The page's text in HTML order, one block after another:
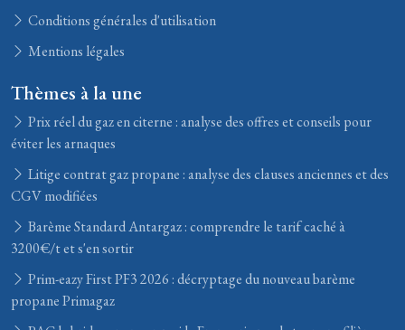
Conditions générales d'utilisation
Mentions légales
Thèmes à la une
Prix réel du gaz en citerne : analyse des offres et conseils pour
éviter les arnaques
Litige contrat gaz propane : analyse des clauses anciennes et des
CGV modifiées
Barème Standard Antargaz : comprendre le tarif caché à
3200€/t et s'en sortir
Prim-eazy First PF3 2026 : décryptage du nouveau barème
propane Primagaz